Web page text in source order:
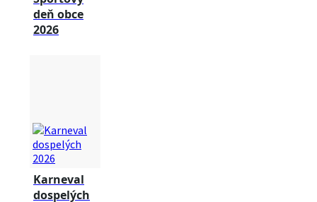
deň obce
2026
Karneval
dospelých